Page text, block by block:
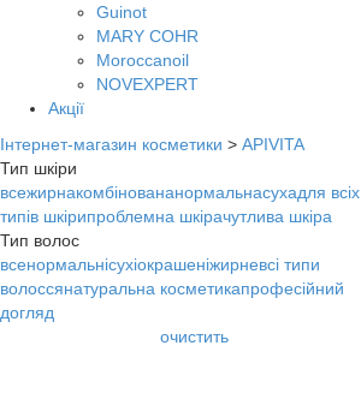
Guinot
MARY COHR
Moroccanoil
NOVEXPERT
Акції
Інтернет-магазин косметики > APIVITA
Тип шкіри
всежирнакомбіновананормальнасухадля всіх
типів шкірипроблемна шкірачутлива шкіра
Тип волос
всенормальнісухіокрашеніжирневсі типи
волоссянатуральна косметикапрофесійний
догляд
очистить